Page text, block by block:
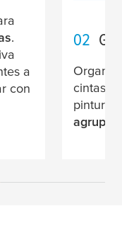
.
a
con
02
cintas
pintura.